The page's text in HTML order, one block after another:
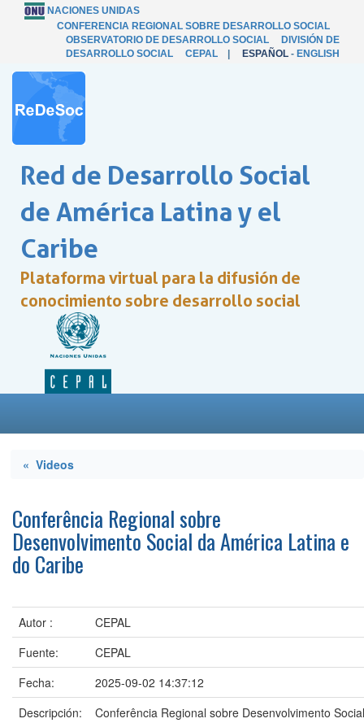
NACIONES UNIDAS
CONFERENCIA REGIONAL SOBRE DESARROLLO SOCIAL
OBSERVATORIO DE DESARROLLO SOCIAL
DIVISIÓN DE
DESARROLLO SOCIAL
CEPAL ESPAÑOL - ENGLISH
Red de Desarrollo Social
de América Latina y el
Caribe
Plataforma virtual para la difusión de
conocimiento sobre desarrollo social
« Videos
Conferência Regional sobre
Desenvolvimento Social da América Latina e
do Caribe
Autor :
CEPAL
Fuente:
CEPAL
Fecha:
2025-09-02 14:37:12
Descripción:
Conferência Regional sobre Desenvolvimento